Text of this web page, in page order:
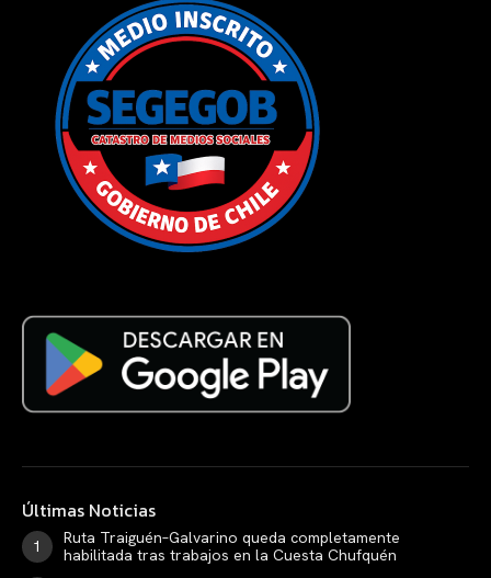
Últimas Noticias
Ruta Traiguén–Galvarino queda completamente
habilitada tras trabajos en la Cuesta Chufquén